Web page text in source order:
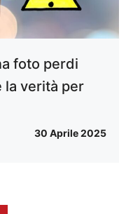
foto perdi
verità per
30 Aprile 2025